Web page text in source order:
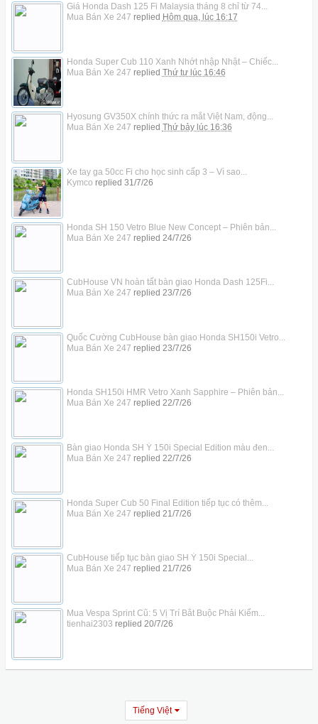
Giá Honda Dash 125 Fi Malaysia tháng 8 chỉ từ 74...
Mua Bán Xe 247 replied Hôm qua, lúc 16:17
Honda Super Cub 110 Xanh Nhớt nhập Nhật – Chiếc...
Mua Bán Xe 247 replied Thứ tư lúc 16:46
Hyosung GV350X chính thức ra mắt Việt Nam, động...
Mua Bán Xe 247 replied Thứ bảy lúc 16:36
Xe tay ga 50cc Fi cho học sinh cấp 3 – Vì sao...
Kymco replied 31/7/26
Honda SH 150 Vetro Blue New Concept – Phiên bản...
Mua Bán Xe 247 replied 24/7/26
CubHouse VN hoàn tất bàn giao Honda Dash 125Fi...
Mua Bán Xe 247 replied 23/7/26
Quốc Cường CubHouse bàn giao Honda SH150i Vetro...
Mua Bán Xe 247 replied 23/7/26
Honda SH150i HMR Vetro Xanh Sapphire – Phiên bản...
Mua Bán Xe 247 replied 22/7/26
Bàn giao Honda SH Ý 150i Special Edition màu đen...
Mua Bán Xe 247 replied 22/7/26
Honda Super Cub 50 Final Edition tiếp tục có thêm...
Mua Bán Xe 247 replied 21/7/26
CubHouse tiếp tục bàn giao SH Ý 150i Special...
Mua Bán Xe 247 replied 21/7/26
Mua Vespa Sprint Cũ: 5 Vị Trí Bắt Buộc Phải Kiểm...
tienhai2303 replied 20/7/26
Tiếng Việt